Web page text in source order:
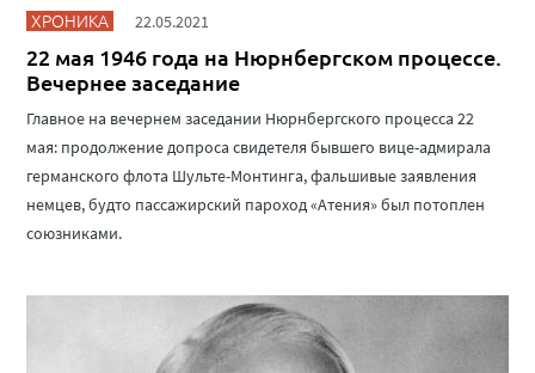
ХРОНИКА 22.05.2021
22 мая 1946 года на Нюрнбергском процессе.
Вечернее заседание
Главное на вечернем заседании Нюрнбергского процесса 22
мая: продолжение допроса свидетеля бывшего вице-адмирала
германского флота Шульте-Монтинга, фальшивые заявления
немцев, будто пассажирский пароход «Атения» был потоплен
союзниками.